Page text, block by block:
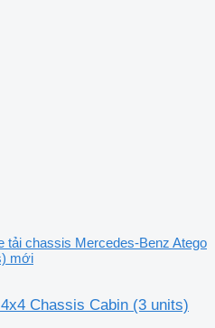
tải chassis Mercedes-Benz Atego
mới
Chassis Cabin (3 units)